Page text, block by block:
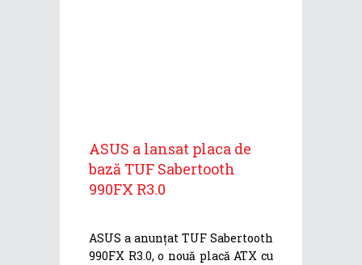
ASUS a lansat placa de
bază TUF Sabertooth
990FX R3.0
ASUS a anunțat TUF Sabertooth
990FX R3.0, o nouă placă ATX cu